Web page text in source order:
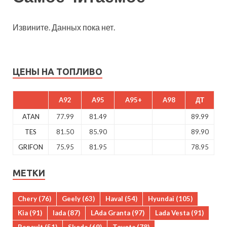
Извините. Данных пока нет.
ЦЕНЫ НА ТОПЛИВО
A92 A95 A95+ A98 ДТ
ATAN 77.99 81.49
89.99
TES
81.50 85.90
89.90
GRIFON
75.95 81.95 78.95
МЕТКИ
Chery (76) Geely (63) Haval (54) Hyundai (105)
Kia (91) lada (87) LAda Granta (97) Lada Vesta (91)